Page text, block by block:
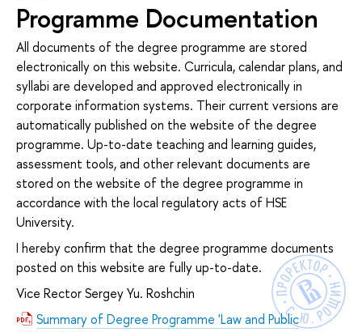
Programme Documentation
All documents of the degree programme are stored
electronically on this website. Curricula, calendar plans, and
syllabi are developed and approved electronically in
corporate information systems. Their current versions are
automatically published on the website of the degree
programme. Up-to-date teaching and learning guides,
assessment tools, and other relevant documents are
stored on the website of the degree programme in
accordance with the local regulatory acts of HSE
University.
I hereby confirm that the degree programme documents
posted on this website are fully up-to-date.
Vice Rector Sergey Yu. Roshchin
Summary of Degree Programme 'Law and Public